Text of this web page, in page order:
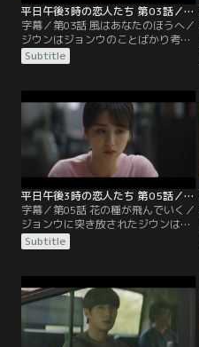
平日午後3時の恋人たち 第03話／字幕
字幕／第03話 風はあなたのほうへ／
ジウンはジョンウのことばかり考え
てしまうようになっていた。スアに
対して不倫は最低だと話すが、会い
ジウンだが、素直になってみること
に。一方ジョンウは、妻とぎくしゃ
くする日々を送っていた。そんな
中、スアはハユンのアトリエを訪ね
て自分の絵を…。
Subtitle
平日午後3時の恋人たち 第05話／字幕
字幕／第05話 花の種が飛んでいく／
ジョンウに突き放されたジウンはシ
ョックを受け、もう会わないと心に
誓う。しかしスアは、会うまいと思
語る。スア自身もハユンに突き放さ
れて傷ついていたが、思いを捨てき
れずにいたのだった。そんな中、ジ
ウンの高校時代の友人であるミニョ
ンが、スアとヨガ教室で知り合う。
Subtitle